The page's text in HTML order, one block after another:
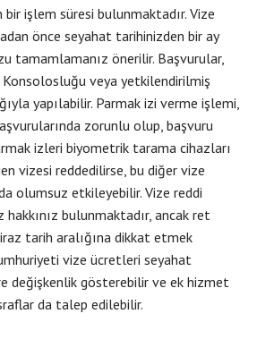
bir işlem süresi bulunmaktadır. Vize
önce seyahat tarihinizden bir ay
tamamlamanız önerilir. Başvurular,
Konsolosluğu veya yetkilendirilmiş
yapılabilir. Parmak izi verme işlemi,
zorunlu olup, başvuru
izleri biyometrik tarama cihazları
vizesi reddedilirse, bu diğer vize
olumsuz etkileyebilir. Vize reddi
bulunmaktadır, ancak ret
tarih aralığına dikkat etmek
vize ücretleri seyahat
değişkenlik gösterebilir ve ek hizmet
da talep edilebilir.